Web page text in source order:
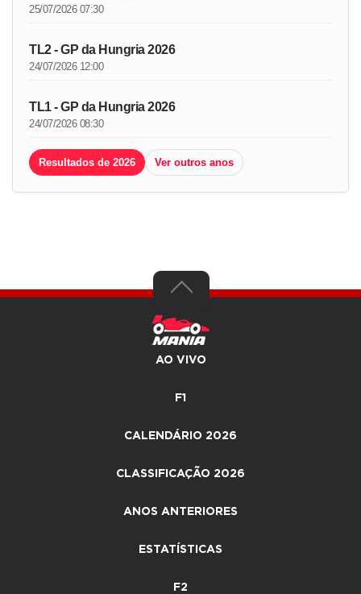
25/07/2026 07:30
TL2 - GP da Hungria 2026
24/07/2026 12:00
TL1 - GP da Hungria 2026
24/07/2026 08:30
Resultados de 2026 Ver outros anos
AO VIVO
F1
CALENDÁRIO 2026
CLASSIFICAÇÃO 2026
ANOS ANTERIORES
ESTATÍSTICAS
F2